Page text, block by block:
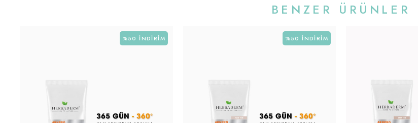
BENZER ÜRÜNLER
%50 İNDIRIM %50 İNDIRIM